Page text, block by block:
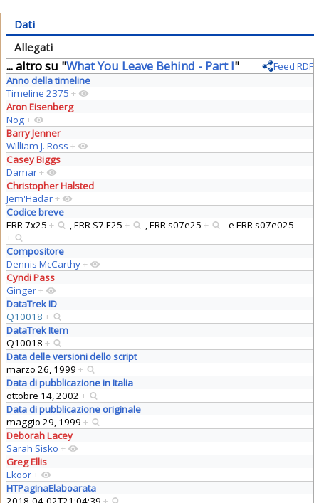
Dati
Allegati
... altro su "What You Leave Behind - Part I"
Feed RDF
Anno della timeline
Timeline 2375 +
Aron Eisenberg
Nog+
Barry Jenner
William J. Ross +
Casey Biggs
Damar+
Christopher Halsted
Jem'Hadar+
Codice breve
ERR 7x25 + ,ERR S7.E25 + ,ERR s07e25 + e ERR s07e025
+
Compositore
Dennis McCarthy+
Cyndi Pass
Ginger+
DataTrek ID
Q10018 +
DataTrek Item
Q10018 +
Data delle versioni dello script
marzo 26, 1999 +
Data di pubblicazione in Italia
ottobre 14, 2002 +
Data di pubblicazione originale
maggio 29, 1999 +
Deborah Lacey
Sarah Sisko +
Greg Ellis
Ekoor+
HTPaginaElaboarata